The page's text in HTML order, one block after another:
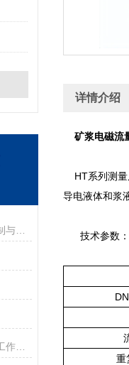
通过横河涡街流量计优化流程控制与节能的方法
浅析涡轮流量计和涡轮变送器的工作原理
详情介绍
矿浆电磁流
HT系列测量
导电液体和浆
技术参数：
重